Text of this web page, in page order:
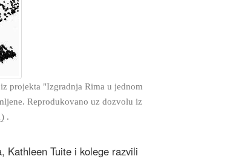
projekta "Izgradnja Rima u jednom
Reprodukovano uz dozvolu iz
.
Kathleen Tuite i kolege razvili